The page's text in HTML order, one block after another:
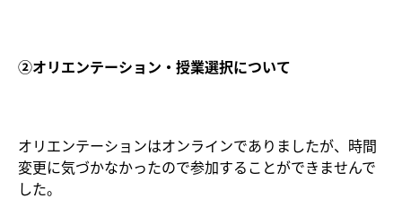
②オリエンテーション・授業選択について
オリエンテーションはオンラインでありましたが、時間
変更に気づかなかったので参加することができませんで
した。